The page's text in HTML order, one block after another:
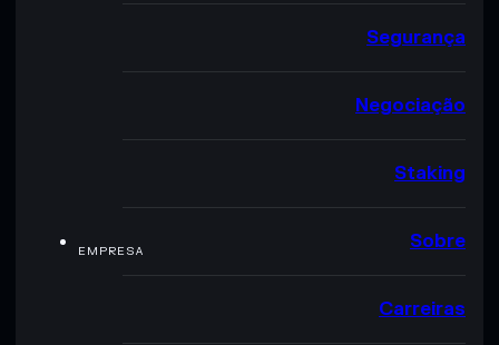
Segurança
Negociação
Staking
EMPRESA Sobre
Carreiras